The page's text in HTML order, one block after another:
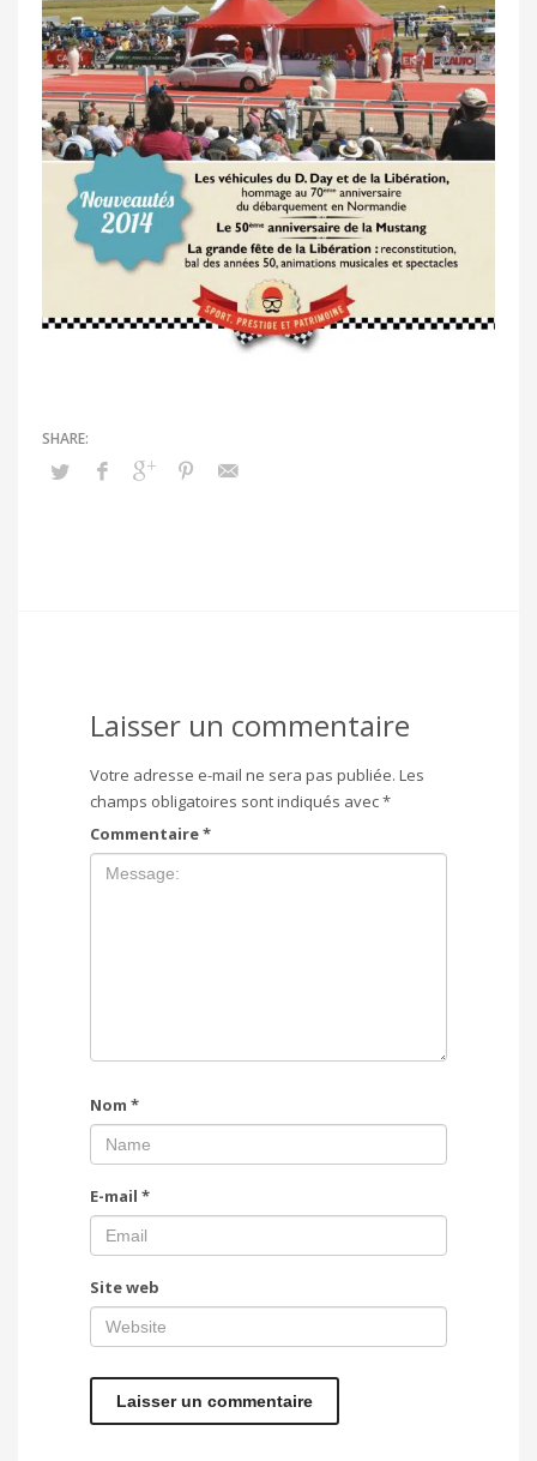
Laisser un commentaire
Votre adresse e-mail ne sera pas publiée. Les
champs obligatoires sont indiqués avec*
Commentaire*
Nom *
E-mail *
Site web